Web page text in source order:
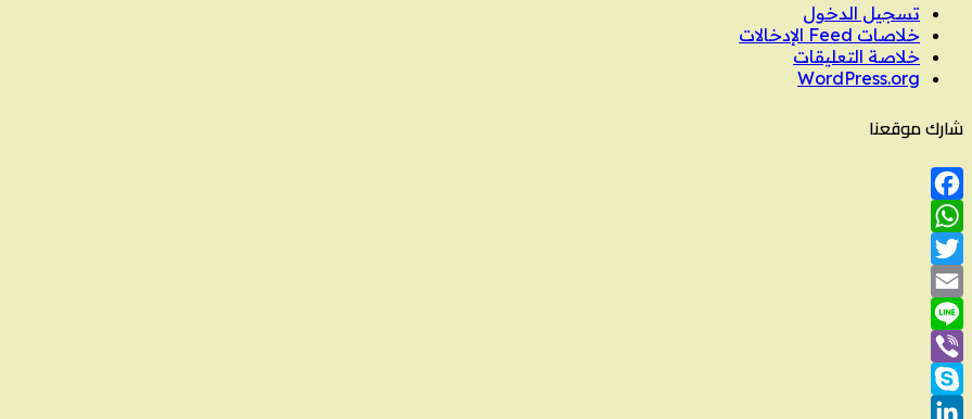
تسجيل الدخول
خلاصات Feed الإدخالات
خلاصة التعليقات
WordPress.org
شارك موقعنا
Facebook
WhatsApp
Twitter
Email
Line
Viber
Skype